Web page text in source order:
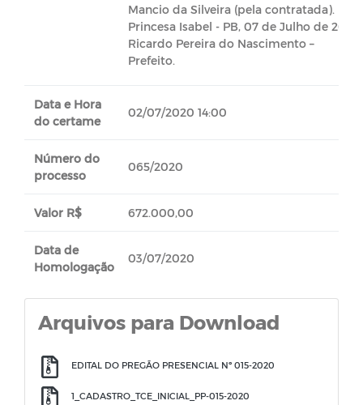
Mancio da Silveira (pela contratada).
Princesa Isabel - PB, 07 de Julho de 2020.
Ricardo Pereira do Nascimento –
Prefeito.
Data e Hora
do certame
02/07/2020 14:00
Número do
processo
065/2020
Valor R$ 672.000,00
Data de
Homologação
03/07/2020
Arquivos para Download
EDITAL DO PREGÃO PRESENCIAL Nº 015-2020
1_CADASTRO_TCE_INICIAL_PP-015-2020